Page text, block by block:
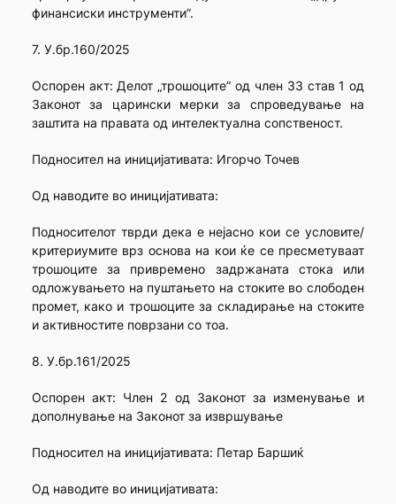
финансиски инструменти”.
7. У.бр.160/2025
Оспорен акт: Делот „трошоците” од член 33 став 1 од
Законот за царински мерки за спроведување на
заштита на правата од интелектуална сопственост.
Подносител на иницијативата: Игорчо Точев
Од наводите во иницијативата:
Подносителот тврди дека е нејасно кои се условите/
критериумите врз основа на кои ќе се пресметуваат
трошоците за привремено задржаната стока или
одложувањето на пуштањето на стоките во слободен
промет, како и трошоците за складирање на стоките
и активностите поврзани со тоа.
8. У.бр.161/2025
Оспорен акт: Член 2 од Законот за изменување и
дополнување на Законот за извршување
Подносител на иницијативата: Петар Баршиќ
Од наводите во иницијативата: